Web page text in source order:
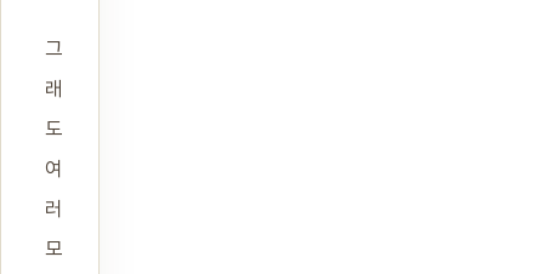
그
래
도
여
러
모